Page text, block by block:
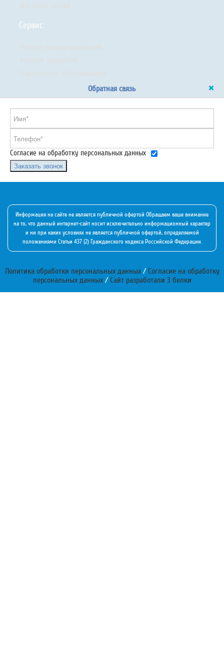
Сервис
Обратная связь
Согласие на обработку персональных данных
Заказать звонок
Информация на сайте не является публичной офертой Обращаем ваше внимание
на то, что данный интернет-сайт носит исключительно информационный характер
и ни при каких условиях не является публичной офертой, определяемой
положениями Статьи 437 (2) Гражданского кодекса Российской Федерации.
Политика обработки персональных данных/ Согласие на обработку
персональных данных/ Сайт разработали 3 белки